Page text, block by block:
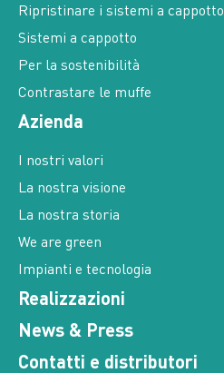
Ripristinare i sistemi a cappotto
Sistemi a cappotto
Per la sostenibilità
Contrastare le muffe
Azienda
I nostri valori
La nostra visione
La nostra storia
We are green
Impianti e tecnologia
Realizzazioni
News & Press
Contatti e distributori